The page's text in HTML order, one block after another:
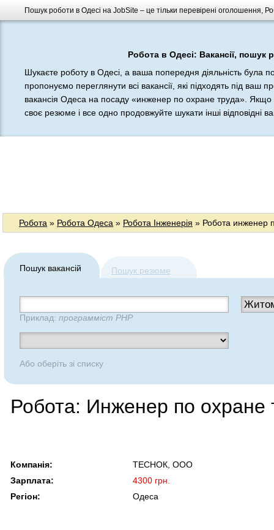
Пошук роботи в Одесі на JobSite – це тільки перевірені оголошення,
Робота в Одесі: Вакансії, пошук
Шукаєте роботу в Одесі, а ваша попередня діяльність була
пропонуємо переглянути всі вакансії, які підходять під ваш
вакансія Одеса на посаду «инженер по охране труда». Якщо
своє резюме і все одно продовжуйте шукати інші відповідні
Робота » Робота Одеса » Робота Інженерія » Робота инженер
Пошук вакансій Пошук резюме
Приклад: программіст PHP
Або оберіть зі списку
Робота: Инженер по охране
Компанія:
ТЕСНОК, ООО
Зарплата:
4300 грн.
Регіон:
Одеса